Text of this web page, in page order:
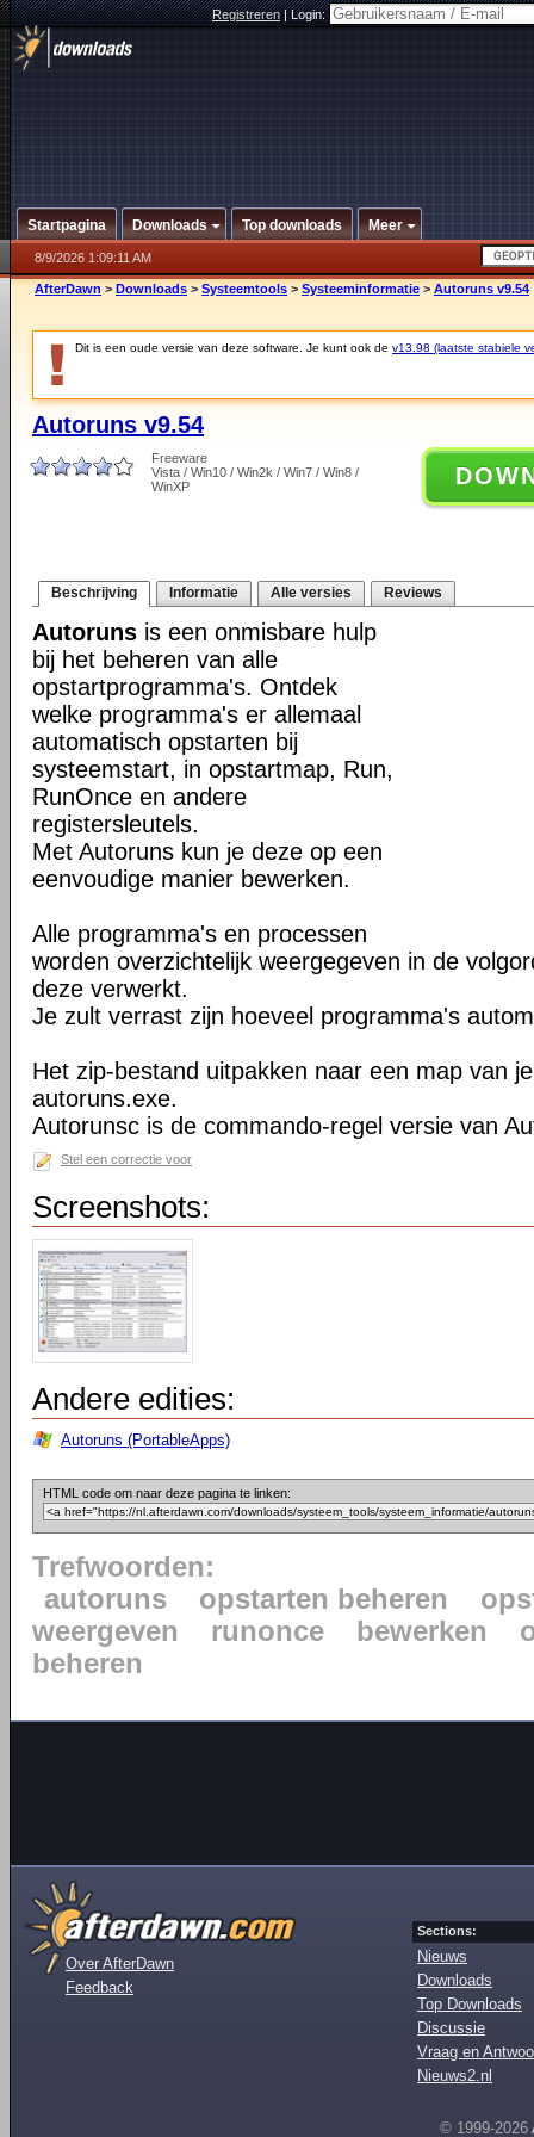
Registreren|Login:
Startpagina Downloads Top downloads Meer
8/9/2026 1:09:11 AM
AfterDawn > Downloads > Systeemtools > Systeeminformatie > Autoruns v9.54
Dit is een oude versie van deze software. Je kunt ook de v13.98 (laatste stabiele
Autoruns v9.54
Freeware
Vista / Win10 / Win2k / Win7 / Win8 /
WinXP
Beschrijving Informatie Alle versies Reviews
Autoruns is een onmisbare hulp
bij het beheren van alle
opstartprogramma's. Ontdek
welke programma's er allemaal
automatisch opstarten bij
systeemstart, in opstartmap, Run,
RunOnce en andere
registersleutels.
Met Autoruns kun je deze op een
eenvoudige manier bewerken.
Alle programma's en processen
worden overzichtelijk weergegeven in de
deze verwerkt.
Je zult verrast zijn hoeveel programma's
Het zip-bestand uitpakken naar een map van
autoruns.exe.
Autorunsc is de commando-regel versie van
Stel een correctie voor
Screenshots:
Andere edities:
Autoruns (PortableApps)
HTML code om naar deze pagina te linken:
Trefwoorden:
autoruns
opstarten beheren
weergeven
runonce bewerken
beheren
Over AfterDawn
Feedback
Sections:
Nieuws
Downloads
Top Downloads
Discussie
Vraag en
Nieuws2.nl
© 1999-2026